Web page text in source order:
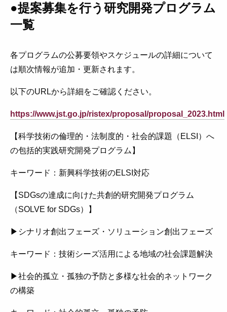
●提案募集を行う研究開発プログラム
一覧
各プログラムの公募要領やスケジュールの詳細について
は順次情報が追加・更新されます。
以下のURLから詳細をご確認ください。
https://www.jst.go.jp/ristex/proposal/proposal_2023.html
【科学技術の倫理的・法制度的・社会的課題（ELSI）へ
の包括的実践研究開発プログラム】
キーワード：新興科学技術のELSI対応
【SDGsの達成に向けた共創的研究開発プログラム
（SOLVE for SDGs）】
▶シナリオ創出フェーズ・ソリューション創出フェーズ
キーワード：技術シーズ活用による地域の社会課題解決
▶社会的孤立・孤独の予防と多様な社会的ネットワーク
の構築